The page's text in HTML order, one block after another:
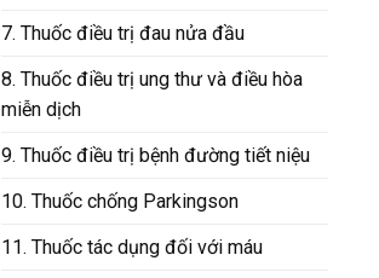
7. Thuốc điều trị đau nửa đầu
8. Thuốc điều trị ung thư và điều hòa
miễn dịch
9. Thuốc điều trị bệnh đường tiết niệu
10. Thuốc chống Parkingson
11. Thuốc tác dụng đối với máu